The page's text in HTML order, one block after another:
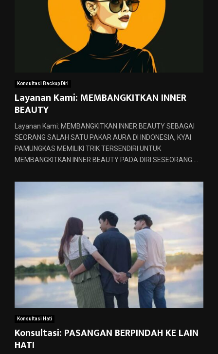
Konsultasi Backup Diri
Layanan Kami: MEMBANGKITKAN INNER
BEAUTY
Layanan Kami: MEMBANGKITKAN INNER BEAUTY SEBAGAI
SEORANG SALAH SATU PAKAR AURA DI INDONESIA, KYAI
PAMUNGKAS MEMILIKI TRIK TERSENDIRI UNTUK
MEMBANGKITKAN INNER BEAUTY PADA DIRI SESEORANG....
Konsultasi Hati
Konsultasi: PASANGAN BERPINDAH KE LAIN
HATI